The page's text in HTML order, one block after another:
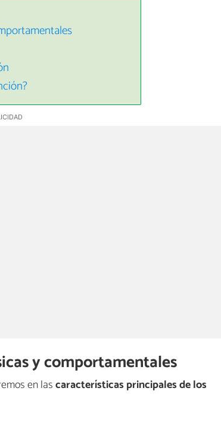
y comportamentales
en lascaracterísticas principales de los